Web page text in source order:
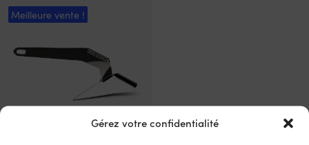
Gérez votre confidentialité
Meilleure vente !